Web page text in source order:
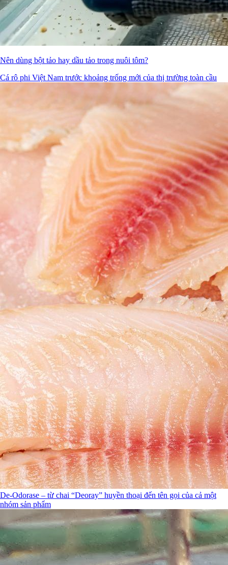
Nên dùng bột tảo hay dầu tảo trong nuôi tôm?
Cá rô phi Việt Nam trước khoảng trống mới của thị trường toàn cầu
De-Odorase – từ chai “Deoray” huyền thoại đến tên gọi của cả một
nhóm sản phẩm